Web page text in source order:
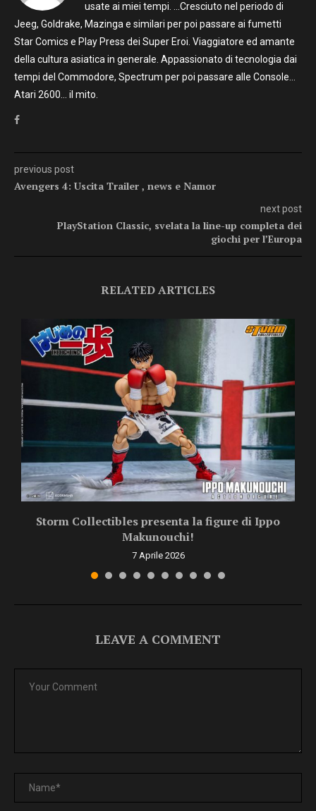
usate ai miei tempi. …Cresciuto nel periodo di
Jeeg, Goldrake, Mazinga e similari per poi passare ai fumetti
Star Comics e Play Press dei Super Eroi. Viaggiatore ed amante
della cultura asiatica in generale. Appassionato di tecnologia dai
tempi del Commodore, Spectrum per poi passare alle Console…
Atari 2600… il mito.
previous post
Avengers 4: Uscita Trailer , news e Namor
next post
PlayStation Classic, svelata la line-up completa dei
giochi per l’Europa
RELATED ARTICLES
Storm Collectibles presenta la figure di Ippo
Makunouchi!
7 Aprile 2026
LEAVE A COMMENT